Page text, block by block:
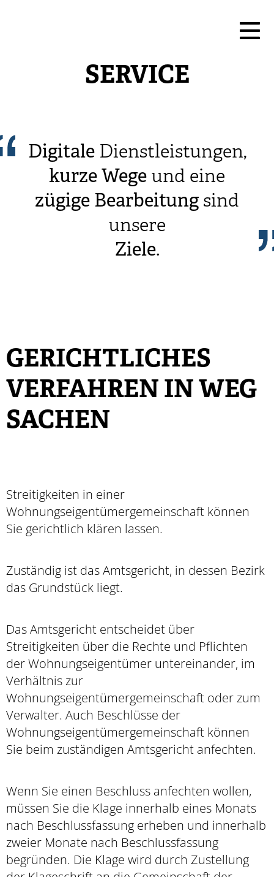
SERVICE
DigitaleDienstleistungen,
kurzeWege und eine
zügige Bearbeitung sind
unsere
Ziele.
GERICHTLICHES
VERFAHREN IN WEG
SACHEN
Streitigkeiten in einer
Wohnungseigentümergemeinschaft können
Sie gerichtlich klären lassen.
Zuständig ist das Amtsgericht, in dessen Bezirk
das Grundstück liegt.
Das Amtsgericht entscheidet über
Streitigkeiten über die Rechte und Pflichten
der Wohnungseigentümer untereinander, im
Verhältnis zur
Wohnungseigentümergemeinschaft oder zum
Verwalter. Auch Beschlüsse der
Wohnungseigentümergemeinschaft können
Sie beim zuständigen Amtsgericht anfechten.
Wenn Sie einen Beschluss anfechten wollen,
müssen Sie die Klage innerhalb eines Monats
nach Beschlussfassung erheben und innerhalb
zweier Monate nach Beschlussfassung
begründen. Die Klage wird durch Zustellung